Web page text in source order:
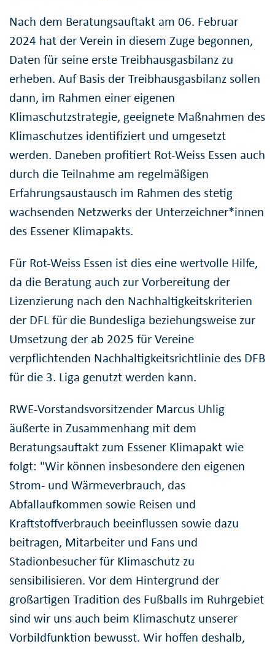
Nach dem Beratungsauftakt am 06. Februar
2024 hat der Verein in diesem Zuge begonnen,
Daten für seine erste Treibhausgasbilanz zu
erheben. Auf Basis der Treibhausgasbilanz sollen
dann, im Rahmen einer eigenen
Klimaschutzstrategie, geeignete Maßnahmen des
Klimaschutzes identifiziert und umgesetzt
werden. Daneben profitiert Rot-Weiss Essen auch
durch die Teilnahme am regelmäßigen
Erfahrungsaustausch im Rahmen des stetig
wachsenden Netzwerks der Unterzeichner*innen
des Essener Klimapakts.
Für Rot-Weiss Essen ist dies eine wertvolle Hilfe,
da die Beratung auch zur Vorbereitung der
Lizenzierung nach den Nachhaltigkeitskriterien
der DFL für die Bundesliga beziehungsweise zur
Umsetzung der ab 2025 für Vereine
verpflichtenden Nachhaltigkeitsrichtlinie des DFB
für die 3. Liga genutzt werden kann.
RWE-Vorstandsvorsitzender Marcus Uhlig
äußerte in Zusammenhang mit dem
Beratungsauftakt zum Essener Klimapakt wie
folgt: "Wir können insbesondere den eigenen
Strom- und Wärmeverbrauch, das
Abfallaufkommen sowie Reisen und
Kraftstoffverbrauch beeinflussen sowie dazu
beitragen, Mitarbeiter und Fans und
Stadionbesucher für Klimaschutz zu
sensibilisieren. Vor dem Hintergrund der
großartigen Tradition des Fußballs im Ruhrgebiet
sind wir uns auch beim Klimaschutz unserer
Vorbildfunktion bewusst. Wir hoffen deshalb,